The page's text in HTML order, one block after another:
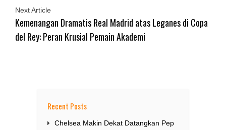
Next Article
Kemenangan Dramatis Real Madrid atas Leganes di Copa
del Rey: Peran Krusial Pemain Akademi
Recent Posts
Chelsea Makin Dekat Datangkan Pep